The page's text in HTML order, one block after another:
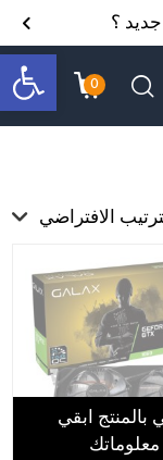
؟
0
עגלתחיפוש
الافتراضي
بالمنتج ابقي
معلوماتك